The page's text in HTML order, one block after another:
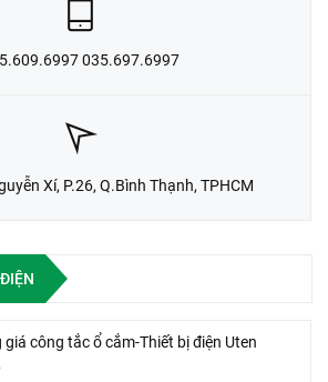
035.697.6997
Xí, P.26, Q.Bình Thạnh, TPHCM
giá công tắc ổ cắm-Thiết bị điện Uten